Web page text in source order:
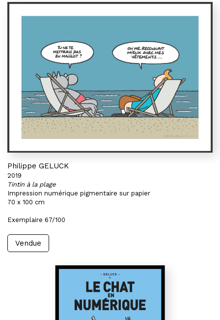
Philippe GELUCK
2019
Tintin à la plage
Impression numérique pigmentaire sur papier
70 x 100 cm
Exemplaire 67/100
Vendue